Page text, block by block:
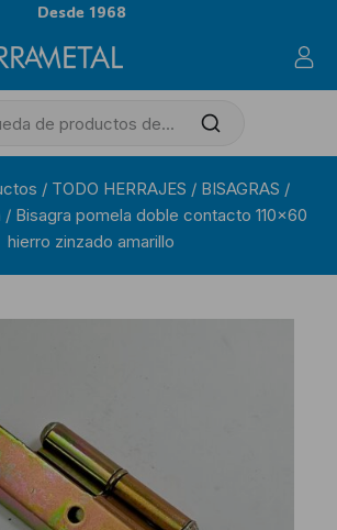
Desde 1968
/ TODO HERRAJES / BISAGRAS /
/ Bisagra pomela doble contacto 110×60
hierro zinzado amarillo